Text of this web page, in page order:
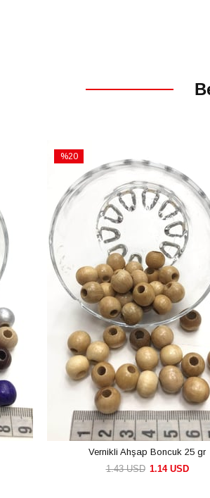
%20
%20İndirim
Vernikli Ahşap Boncuk 25 gr
1.14 USD
1.43 USD